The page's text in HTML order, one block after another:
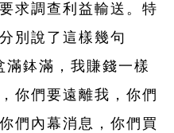
求調查利益輸送。特
別說了這樣幾句
滿鉢滿，我賺錢一樣
你們要遠離我，你們
們內幕消息，你們買